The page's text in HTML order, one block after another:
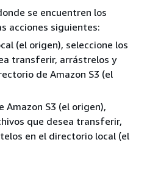
se encuentren los
acciones siguientes:
(el origen), seleccione los
transferir, arrástrelos y
de Amazon S3 (el
Amazon S3 (el origen),
que desea transferir,
en el directorio local (el